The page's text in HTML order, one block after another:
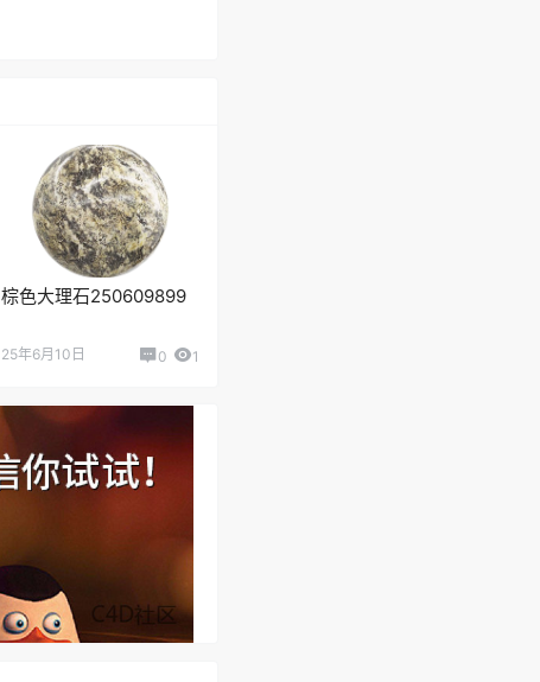
棕色大理石250609899
25年6月10日 0 1